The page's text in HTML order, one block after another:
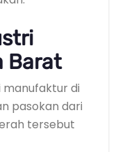
Barat
manufaktur di
pasokan dari
tersebut